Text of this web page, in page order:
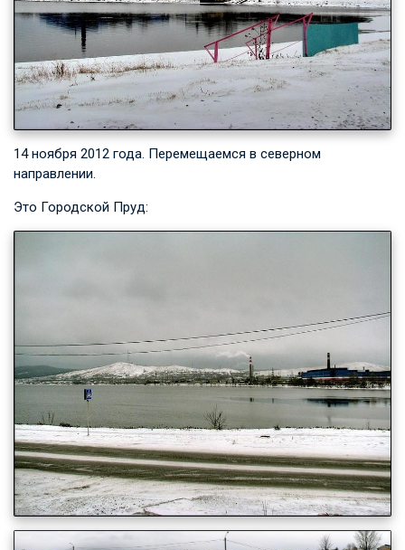
14 ноября 2012 года. Перемещаемся в северном
направлении.
Это Городской Пруд: